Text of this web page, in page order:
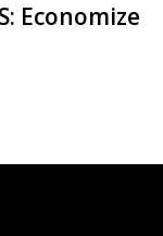
Economize